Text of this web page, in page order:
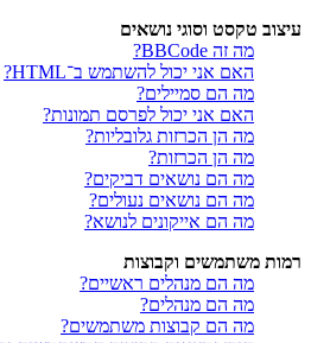
עיצוב טקסט וסוגי נושאים
מה זה BBCode?
האם אני יכול להשתמש ב־HTML?
מה הם סמיילים?
האם אני יכול לפרסם תמונות?
מה הן הכרזות גלובליות?
מה הן הכרזות?
מה הם נושאים דביקים?
מה הם נושאים נעולים?
מה הם אייקונים לנושא?
רמות משתמשים וקבוצות
מה הם מנהלים ראשיים?
מה הם מנהלים?
מה הם קבוצות משתמשים?